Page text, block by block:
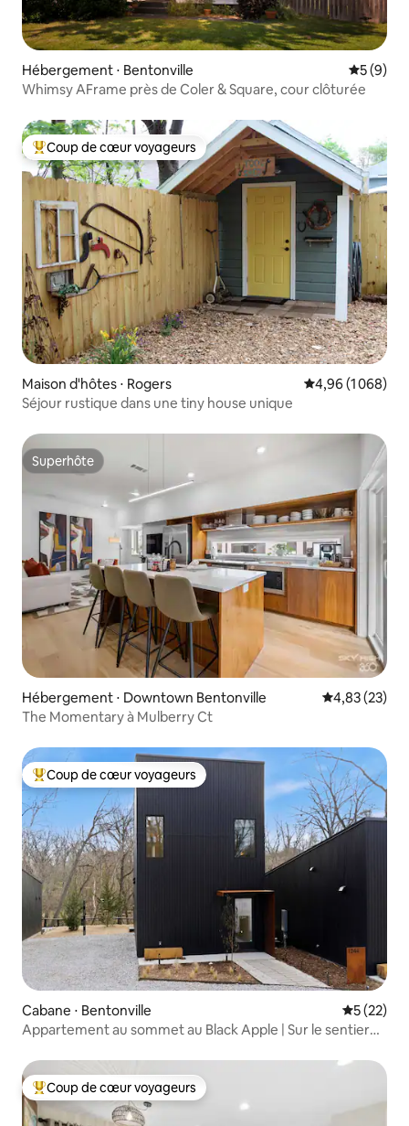
Hébergement ⋅ Bentonville
5 (9)
Whimsy AFrame près de Coler & Square, cour clôturée
Coups de cœur voyageurs les plus appréciés
Coup de cœur voyageurs
Maison d'hôtes ⋅ Rogers Évaluation
4,96 (1 068)
Séjour rustique dans une tiny house unique
Superhôte
Superhôte
Hébergement ⋅ Downtown Bentonville Évaluation
4,83 (23)
The Momentary à Mulberry Ct
Coups de cœur voyageurs les plus appréciés
Coup de cœur voyageurs
Cabane ⋅ Bentonville
5 (22)
Appartement au sommet au Black Apple | Sur le sentier
Coups de cœur voyageurs les plus appréciés
Coup de cœur voyageurs